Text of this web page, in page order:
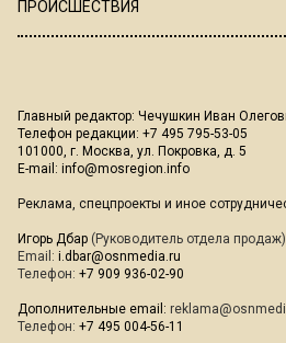
ПРОИСШЕСТВИЯ
Главный редактор: Чечушкин Иван
Телефон редакции: +7 495 795-53-05
101000, г. Москва, ул. Покровка, д. 5
E-mail: info@mosregion.info
Реклама, спецпроекты и иное
Игорь Дбар (Руководитель отдела продаж)
Email: i.dbar@osnmedia.ru
Телефон: +7 909 936-02-90
Дополнительные email:
Телефон: +7 495 004-56-11